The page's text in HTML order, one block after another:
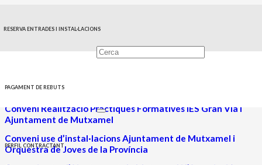
RESERVA ENTRADES I INSTAL·LACIONS
PAGAMENT DE REBUTS
PERFIL CONTRACTANT
Convenis 2024
Conveni Realització Pràctiques Formatives IES Gran Via i
Ajuntament de Mutxamel
Conveni use d’instal·lacions Ajuntament de Mutxamel i
Orquestra de Joves de la Província